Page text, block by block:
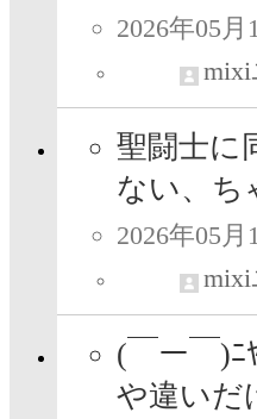
2026年05月
mixi
聖闘士に
ない、ち
2026年05月
mixi
(￣ー￣)
や違いだ